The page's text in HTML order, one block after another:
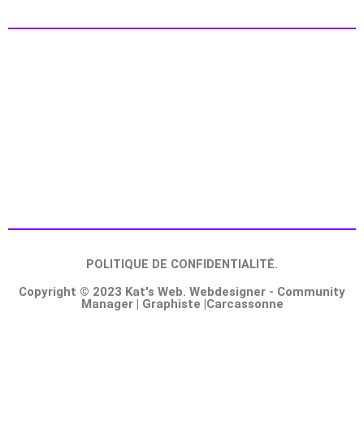
POLITIQUE DE CONFIDENTIALITÉ.
Copyright © 2023 Kat's Web. Webdesigner - Community
Manager | Graphiste |Carcassonne